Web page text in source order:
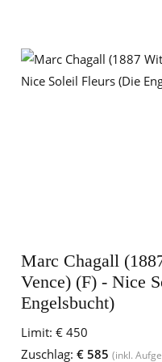
Marc Chagall
Vence) (F) - Nice
Engelsbucht)
Limit: € 450
Zuschlag: € 585 (inkl.